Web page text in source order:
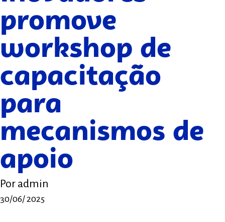
promove
workshop de
capacitação
para
mecanismos de
apoio
Por admin
30/06/ 2025